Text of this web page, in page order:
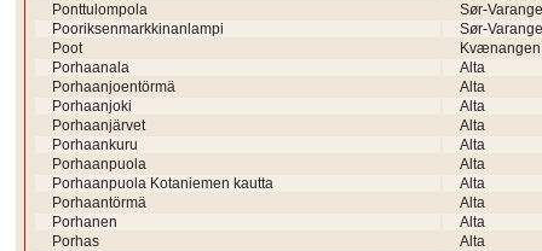
Ponttulompola
Sør-
Pooriksenmarkkinanlampi
Sør-
Poot
Kvænangen
Porhaanala
Alta
Porhaanjoentörmä
Alta
Porhaanjoki
Alta
Porhaanjärvet
Alta
Porhaankuru
Alta
Porhaanpuola
Alta
Porhaanpuola Kotaniemen kautta
Alta
Porhaantörmä
Alta
Porhanen
Alta
Porhas
Alta